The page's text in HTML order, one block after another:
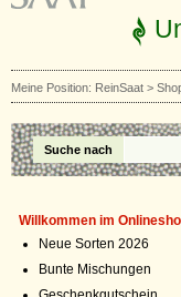
Meine Position: ReinSaat >
Suche nach
Willkommen im
Neue Sorten 2026
Bunte Mischungen